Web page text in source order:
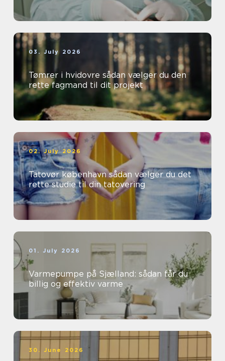
03. July 2026
Tømrer i hvidovre sådan vælger du den
rette fagmand til dit projekt
02. July 2026
Tatovør københavn sådan vælger du det
rette studie til din tatovering
01. July 2026
Varmepumpe på Sjælland: sådan får du
billig og effektiv varme
30. June 2026